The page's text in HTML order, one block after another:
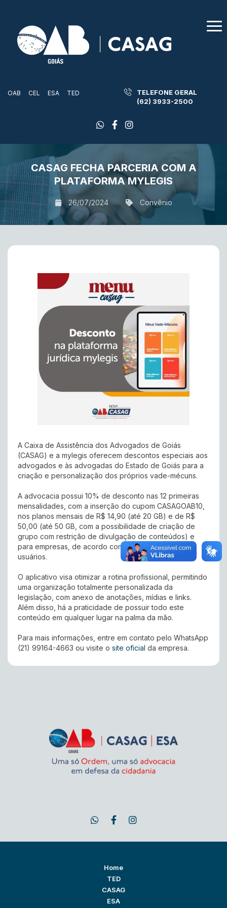
OAB CEL ESA TED
TELEFONE GERAL
(62) 3933-2500
CASAG FECHA PARCERIA COM A
PLATAFORMA MYLEGIS
26/07/2024 Convênio
A Caixa de Assistência dos Advogados de Goiás
(CASAG) e a mylegis oferecem descontos especiais aos
advogados e às advogadas do Estado de Goiás para a
criação e personalização dos próprios vade-mécuns.
A advocacia possui 10% de desconto nas 12 primeiras
mensalidades, com a inserção do cupom CASAGOAB10,
nos planos mensais de R$ 14,90 (até 20 GB) e de R$
50,00 (até 50 GB, com a possibilidade de criação de
grupo com restrição de divulgação de conteúdos) e
para empresas, de acordo com a quantidade de
usuários.
O aplicativo visa otimizar a rotina profissional, permitindo
uma organização totalmente personalizada da
legislação, com anexo de anotações, mídias e links.
Além disso, há a praticidade de possuir todo este
conteúdo em qualquer lugar na palma da mão.
Para mais informações, entre em contato pelo WhatsApp
(21) 99164-4663 ou visite o site oficial da empresa.
Home
TED
CASAG
ESA